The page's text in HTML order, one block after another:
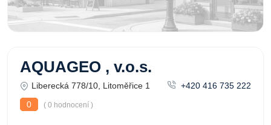
AQUAGEO , v.o.s.
Liberecká 778/10, Litoměřice 1
+420 416 735 222
0
( 0 hodnocení )